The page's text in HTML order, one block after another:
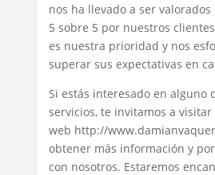
nos ha llevado a ser
5 sobre 5 por nuestros
es nuestra prioridad y nos
superar sus expectativas en
Si estás interesado en alguno
servicios, te invitamos a
web http://
obtener más información y
con nosotros. Estaremos